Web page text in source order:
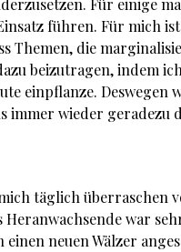
Für einige
führen. Für mich ist
Themen, die
beizutragen, indem
einpflanze. Deswegen
immer wieder geradezu
täglich überraschen
war
neuen Wälzer